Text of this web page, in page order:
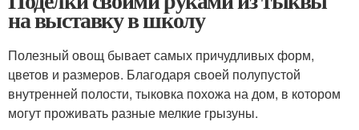
на выставку в школу
Полезный овощ бывает самых причудливых форм,
цветов и размеров. Благодаря своей полупустой
внутренней полости, тыковка похожа на дом, в котором
могут проживать разные мелкие грызуны.